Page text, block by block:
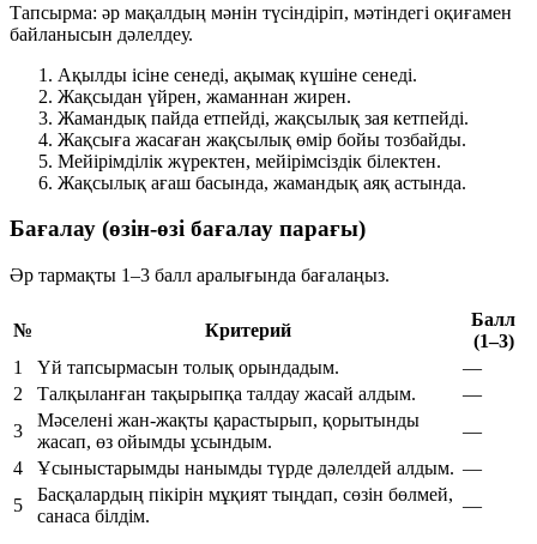
Тапсырма: әр мақалдың мәнін түсіндіріп, мәтіндегі оқиғамен
байланысын дәлелдеу.
Ақылды ісіне сенеді, ақымақ күшіне сенеді.
Жақсыдан үйрен, жаманнан жирен.
Жамандық пайда етпейді, жақсылық зая кетпейді.
Жақсыға жасаған жақсылық өмір бойы тозбайды.
Мейірімділік жүректен, мейірімсіздік білектен.
Жақсылық ағаш басында, жамандық аяқ астында.
Бағалау (өзін-өзі бағалау парағы)
Әр тармақты 1–3 балл аралығында бағалаңыз.
№ Критерий
Балл
(1–3)
1
Үй тапсырмасын толық орындадым.
—
2
Талқыланған тақырыпқа талдау жасай алдым.
—
3
Мәселені жан-жақты қарастырып, қорытынды
жасап, өз ойымды ұсындым.
—
4
Ұсыныстарымды нанымды түрде дәлелдей алдым. —
5
Басқалардың пікірін мұқият тыңдап, сөзін бөлмей,
санаса білдім.
—